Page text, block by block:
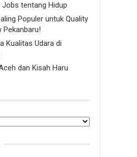
Jobs tentang Hidup
Populer untuk Quality
Pekanbaru!
Kualitas Udara di
dan Kisah Haru